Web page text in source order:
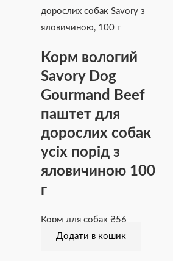
Корм вологий
Savory Dog
Gourmand Beef
паштет для
дорослих собак
усіх порід з
яловичиною 100
г
Корм для собак ₴56
Додати в кошик